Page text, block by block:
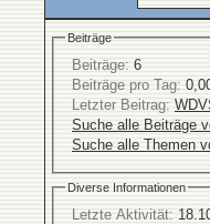
Beiträge
Beiträge: 6
Beiträge pro Tag:
Letzter Beitrag:
Suche alle Beiträge
Suche alle Themen
Diverse Informationen
Letzte Aktivität: